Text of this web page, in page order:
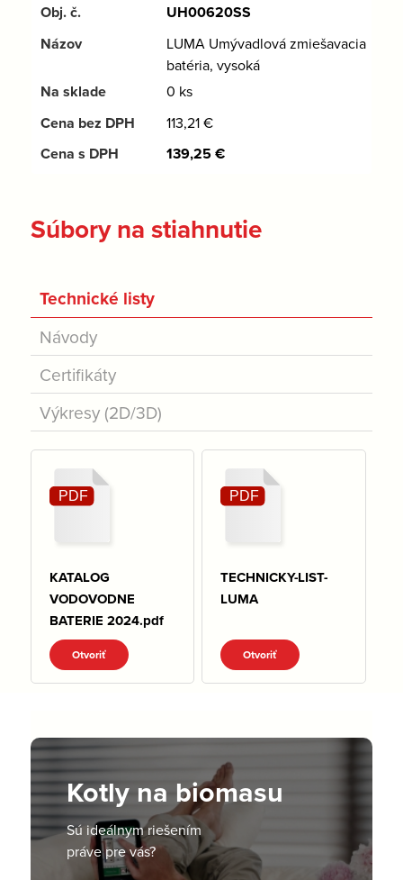
UH00620SS
LUMA Umývadlová zmiešavacia
batéria, vysoká
0 ks
113,21€
139,25€
Súbory na stiahnutie
Technické listy
Návody
Certifikáty
Výkresy (2D/3D)
KATALOG
VODOVODNE
BATERIE 2024.pdf
Otvoriť
TECHNICKY-LIST-
LUMA
Otvoriť
Kotly na biomasu
Sú ideálnym riešením
práve pre vás?